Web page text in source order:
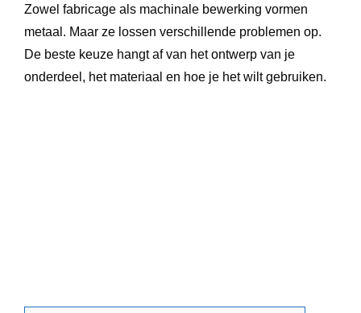
Zowel fabricage als machinale bewerking vormen
metaal. Maar ze lossen verschillende problemen op.
De beste keuze hangt af van het ontwerp van je
onderdeel, het materiaal en hoe je het wilt gebruiken.